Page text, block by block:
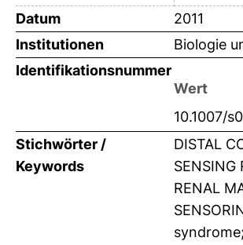
Datum
2011
Institutionen
Biologie
Identifikationsnummer
Wert
10.1007/
Stichwörter /
Keywords
DISTAL
SENSING
RENAL